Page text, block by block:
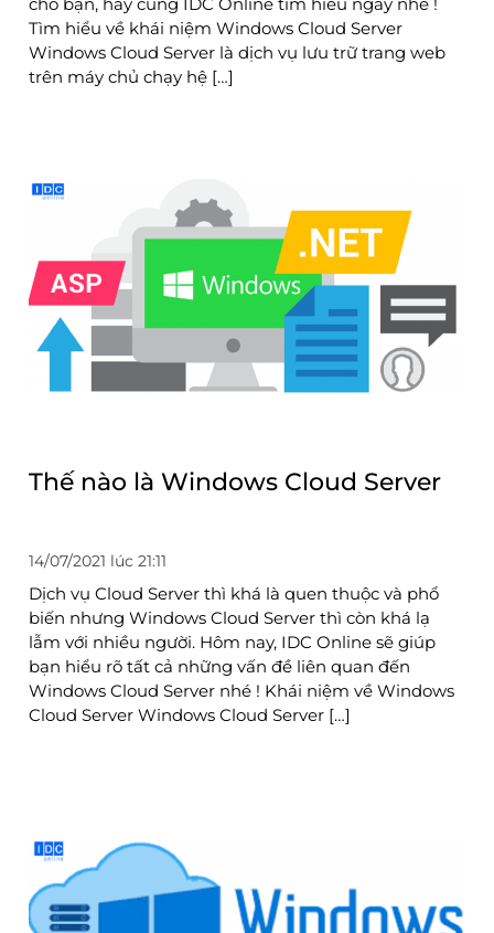
Tìm hiểu về khái niệm Windows Cloud Server
Windows Cloud Server là dịch vụ lưu trữ trang web
trên máy chủ chạy hệ […]
Thế nào là Windows Cloud Server
14/07/2021 lúc 21:11
Dịch vụ Cloud Server thì khá là quen thuộc và phổ
biến nhưng Windows Cloud Server thì còn khá lạ
lẫm với nhiều người. Hôm nay, IDC Online sẽ giúp
bạn hiểu rõ tất cả những vấn đề liên quan đến
Windows Cloud Server nhé ! Khái niệm về Windows
Cloud Server Windows Cloud Server […]